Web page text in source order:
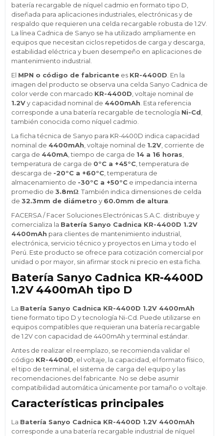
batería recargable de níquel cadmio en formato tipo D,
diseñada para aplicaciones industriales, electrónicas y de
respaldo que requieren una celda recargable robusta de 1.2V.
La línea Cadnica de Sanyo se ha utilizado ampliamente en
equipos que necesitan ciclos repetidos de carga y descarga,
estabilidad eléctrica y buen desempeño en aplicaciones de
mantenimiento industrial.
El MPN o código de fabricante es KR-4400D . En la
imagen del producto se observa una celda Sanyo Cadnica de
color verde con marcado KR-4400D , voltaje nominal de
1.2Vy capacidad nominal de 4400mAh . Esta referencia
corresponde a una batería recargable de tecnología Ni-Cd
también conocida como níquel cadmio.
La ficha técnica de Sanyo para KR-4400D indica capacidad
nominal de 4400mAh , voltaje nominal de 1.2V , corriente de
carga de 440mA , tiempo de carga de 14 a 16 horas
temperatura de carga de 0°C a +45°C , temperatura de
descarga de -20°C a +60°C , temperatura de
almacenamiento de -30°C a +50°C e impedancia interna
promedio de 3.8mΩ . También indica dimensiones de celda
de 32.3mm de diámetro y 60.0mm de altura
FACERSA / Facer Soluciones Electrónicas S.A.C. distribuye y
comercializa la Batería Sanyo Cadnica KR-4400D 1.2V
4400mAh para clientes de mantenimiento industrial,
electrónica, servicio técnico y proyectos en Lima y todo el
Perú. Este producto se ofrece para cotización comercial por
unidad o por mayor, sin afirmar stock ni precio en esta ficha.
Batería Sanyo Cadnica KR-4400D
1.2V 4400mAh tipo D
La Batería Sanyo Cadnica KR-4400D 1.2V 4400mAh
tiene formato tipo D y tecnología Ni-Cd. Puede utilizarse en
equipos compatibles que requieran una batería recargable
de 1.2V con capacidad de 4400mAh y terminal estándar.
Antes de realizar el reemplazo, se recomienda validar el
código KR-4400D , el voltaje, la capacidad, el formato físico,
el tipo de terminal, el sistema de carga del equipo y las
recomendaciones del fabricante. No se debe asumir
compatibilidad automática únicamente por tamaño o voltaje.
Características principales
La Batería Sanyo Cadnica KR-4400D 1.2V 4400mAh
corresponde a una batería recargable industrial de níquel